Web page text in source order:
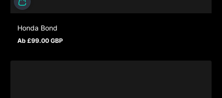
Honda Bond
Regulärer Preis
Ab £99.00 GBP